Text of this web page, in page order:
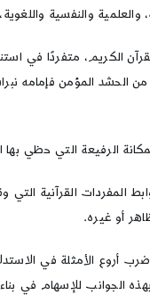
والعلمية والنفسية
الكريم، متفردًا في
من الحشد المؤمن فإمامه
الرفيعة التي حظي
المفردات القرآنية
أو غيره.
أروع الأمثلة في
الجوانب للإسهام في